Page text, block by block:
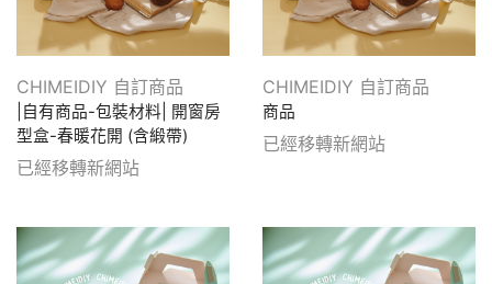
CHIMEIDIY 自訂商品
|自有商品-包裝材料| 開窗房
型盒-春暖花開 (含緞帶)
已經移轉新網站
CHIMEIDIY 自訂商品
商品
已經移轉新網站